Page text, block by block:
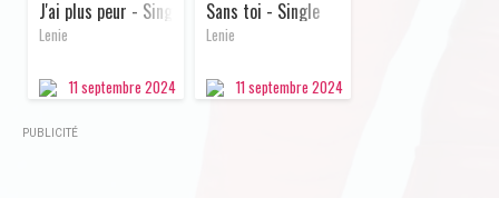
J'ai plus peur - Single
Lenie
11 septembre 2024
Sans toi - Single
Lenie
11 septembre 2024
PUBLICITÉ